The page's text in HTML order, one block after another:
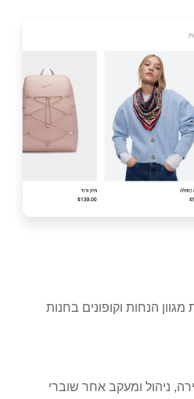
הנחות וקופונים בחנות
ניהול ומעקב אחר שוברי